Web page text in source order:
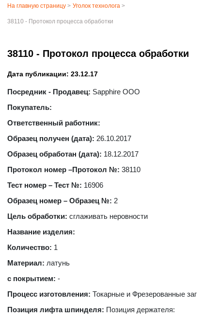
На главную страницу > Уголок технолога >
38110 - Протокол процесса обработки
38110 - Протокол процесса обработки
Дата публикации: 23.12.17
Посредник - Продавец: Sapphire OOO
Покупатель:
Ответственный работник:
Образец получен (дата): 26.10.2017
Образец обработан (дата): 18.12.2017
Протокол номер –Протокол №: 38110
Тест номер – Тест №: 16906
Образец номер – Образец №: 2
Цель обработки: сглаживать неровности
Название изделия:
Количество: 1
Материал: латунь
с покрытием: -
Процесс изготовления: Токарные и Фрезерованные заг
Позиция лифта шпинделя: Позиция держателя: